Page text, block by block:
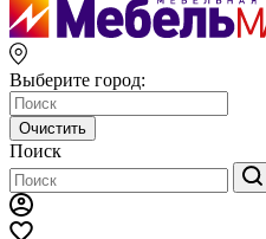
Выберите город:
Очистить
Поиск